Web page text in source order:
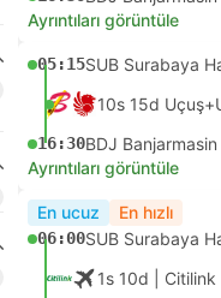
Ayrıntıları görüntüle
05:15SUB Surabaya
10s 15d
16:30BDJ
Ayrıntıları görüntüle
En ucuz En hızlı
06:00SUB Surabaya
1s 10d | Citilink